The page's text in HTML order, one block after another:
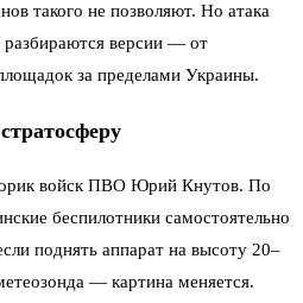
такого не позволяют. Но атака
разбираются версии — от
за пределами Украины.
войск ПВО Юрий Кнутов. По
беспилотники самостоятельно
поднять аппарат на высоту 20–
— картина меняется.